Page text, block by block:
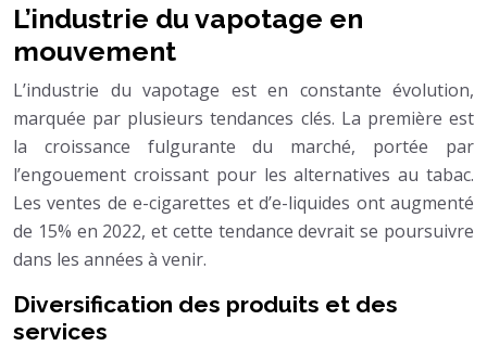
L’industrie du vapotage en
mouvement
L’industrie du vapotage est en constante évolution,
marquée par plusieurs tendances clés. La première est
la croissance fulgurante du marché, portée par
l’engouement croissant pour les alternatives au tabac.
Les ventes de e-cigarettes et d’e-liquides ont augmenté
de 15% en 2022, et cette tendance devrait se poursuivre
dans les années à venir.
Diversification des produits et des
services